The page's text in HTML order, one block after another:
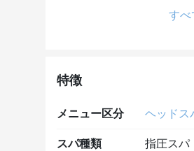
すべ
特徴
メニュー区分 ヘッドス
スパ種類 指圧スパ